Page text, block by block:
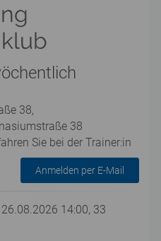
38,
38
Sie bei der Trainer:in
Anmelden per E-Mail
14:00, 33